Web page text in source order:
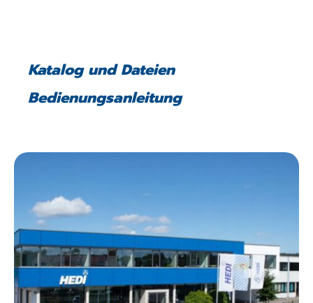
Katalog und Dateien
Bedienungsanleitung